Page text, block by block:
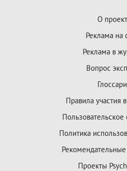
О
Реклама на
Реклама в
Вопрос
Правила участия
Политика
Проекты